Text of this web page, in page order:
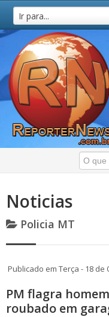
Ir para...
Noticias
Policia MT
Publicado em Terça - 18 de
PM flagra
roubado em